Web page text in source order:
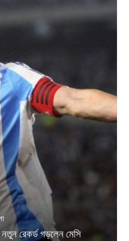
নতুন রেকর্ড গড়লেন মেসি